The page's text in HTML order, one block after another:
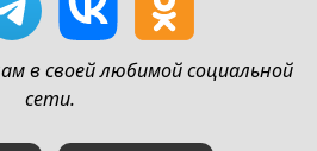
в своей любимой социальной
сети.